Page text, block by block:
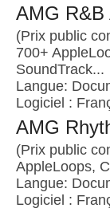
AMG R&B
(Prix public
700+
SoundTrack...
Langue:
Logiciel :
AMG
(Prix public
AppleLoops,
Langue:
Logiciel :